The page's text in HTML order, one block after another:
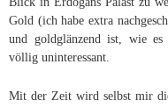
Gold (ich habe extra
und goldglänzend ist, wie
völlig uninteressant.
Mit der Zeit wird selbst mir